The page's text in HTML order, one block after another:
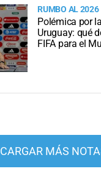
RUMBO AL 2026
Polémica por
Uruguay: qué
FIFA para el
CARGAR MÁS